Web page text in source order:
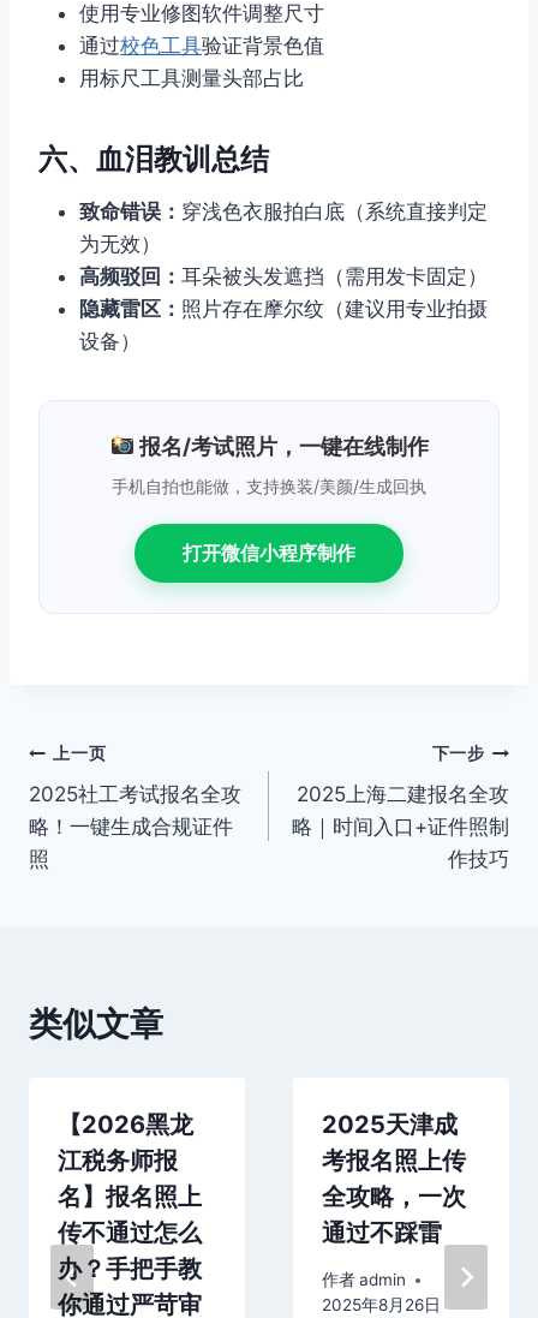
使用专业修图软件调整尺寸
通过校色工具验证背景色值
用标尺工具测量头部占比
六、血泪教训总结
致命错误： 穿浅色衣服拍白底（系统直接判定
为无效）
高频驳回： 耳朵被头发遮挡（需用发卡固定）
隐藏雷区： 照片存在摩尔纹（建议用专业拍摄
设备）
报名/考试照片，一键在线制作
手机自拍也能做，支持换装/美颜/生成回执
打开微信小程序制作
文
章
导
上一页
2025社工考试报名全攻
略！一键生成合规证件
照
下一步
2025上海二建报名全攻
略｜时间入口+证件照制
作技巧
类似文章
【2026黑龙
江税务师报
名】报名照上
传不通过怎么
办？手把手教
你通过严苛审
2025天津成
考报名照上传
全攻略，一次
通过不踩雷
作者admin
2025年8月26日